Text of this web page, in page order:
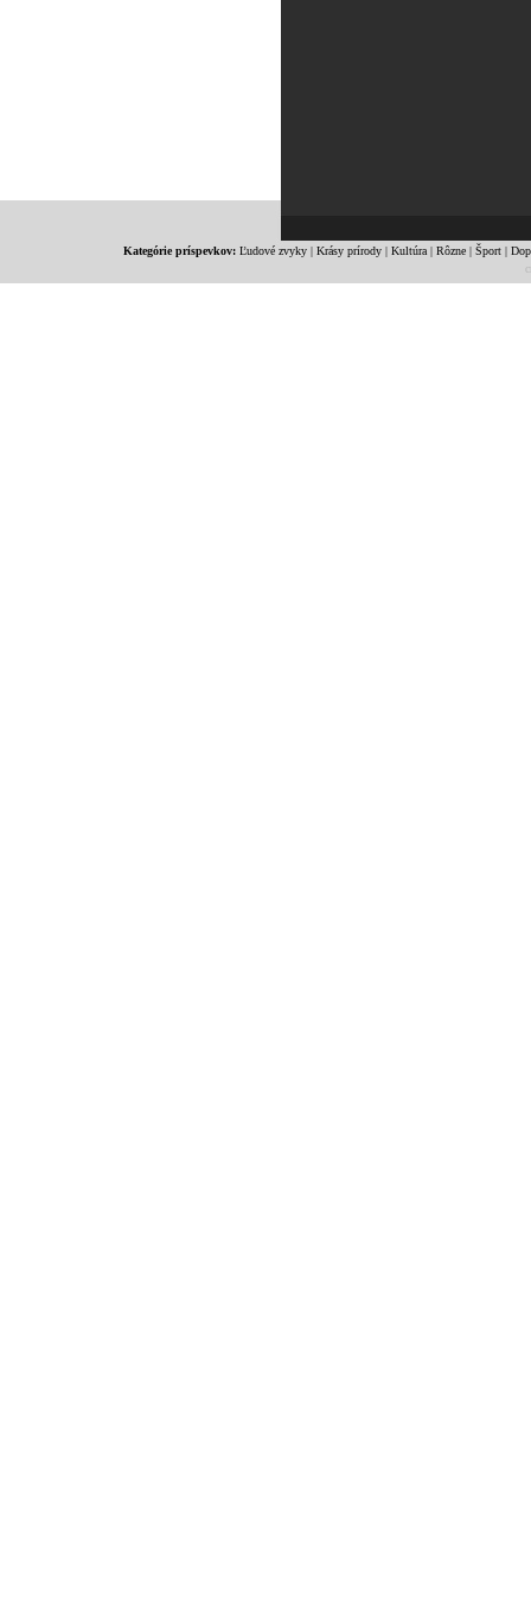
Kategórie príspevkov: Ľudové zvyky| Krásy prírody| Kultúra| Rôzne| Šport|